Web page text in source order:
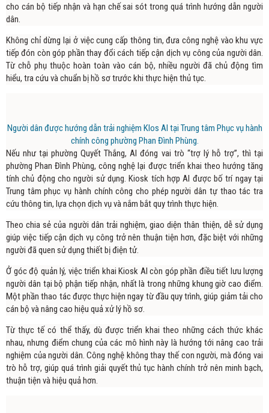
cho cán bộ tiếp nhận và hạn chế sai sót trong quá trình hướng dẫn người
dân.
Không chỉ dừng lại ở việc cung cấp thông tin, đưa công nghệ vào khu vực
tiếp đón còn góp phần thay đổi cách tiếp cận dịch vụ công của người dân.
Từ chỗ phụ thuộc hoàn toàn vào cán bộ, nhiều người đã chủ động tìm
hiểu, tra cứu và chuẩn bị hồ sơ trước khi thực hiện thủ tục.
Người dân được hướng dẫn trải nghiệm KIos AI tại Trung tâm Phục vụ hành
chính công phường Phan Đình Phùng.
Nếu như tại phường Quyết Thắng, AI đóng vai trò “trợ lý hỗ trợ”, thì tại
phường Phan Đình Phùng, công nghệ lại được triển khai theo hướng tăng
tính chủ động cho người sử dụng. Kiosk tích hợp AI được bố trí ngay tại
Trung tâm phục vụ hành chính công cho phép người dân tự thao tác tra
cứu thông tin, lựa chọn dịch vụ và nắm bắt quy trình thực hiện.
Theo chia sẻ của người dân trải nghiệm, giao diện thân thiện, dễ sử dụng
giúp việc tiếp cận dịch vụ công trở nên thuận tiện hơn, đặc biệt với những
người đã quen sử dụng thiết bị điện tử.
Ở góc độ quản lý, việc triển khai Kiosk AI còn góp phần điều tiết lưu lượng
người dân tại bộ phận tiếp nhận, nhất là trong những khung giờ cao điểm.
Một phần thao tác được thực hiện ngay từ đầu quy trình, giúp giảm tải cho
cán bộ và nâng cao hiệu quả xử lý hồ sơ.
Từ thực tế có thể thấy, dù được triển khai theo những cách thức khác
nhau, nhưng điểm chung của các mô hình này là hướng tới nâng cao trải
nghiệm của người dân. Công nghệ không thay thế con người, mà đóng vai
trò hỗ trợ, giúp quá trình giải quyết thủ tục hành chính trở nên minh bạch,
thuận tiện và hiệu quả hơn.